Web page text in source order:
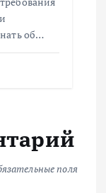
об…
поля